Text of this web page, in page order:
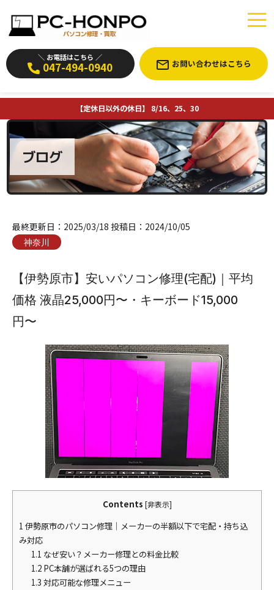
＼ お電話はこちら ／
047-494-0940 お問い合わせはこちら
【定休日以外の休日】 8/16、25、30
ブログ
最終更新日： 2025/03/18 投稿日： 2024/10/05
神奈川
【伊勢原市】安いパソコン修理(宅配)｜平均
価格 液晶25,000円〜・キーボード15,000
円〜
Contents [非表示]
1 伊勢原市のパソコン修理｜メーカーの半額以下で宅配・持ち込
み対応
1.1 なぜ安い？メーカー修理との料金比較
1.2PC本舗が選ばれる5つの理由
1.3 対応可能な修理メニュー